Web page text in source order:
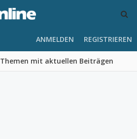
Themen mit aktuellen Beiträgen
ANMELDEN REGISTRIEREN